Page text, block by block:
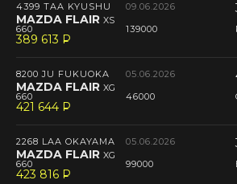
4399 TAA KYUSHU 09.06.2026
MAZDA FLAIR XS
660 139000
389 613 P
--
8200 JU FUKUOKA 05.06.2026
MAZDA FLAIR XG
660 46000
421 644 P
--
2268 LAA OKAYAMA 05.06.2026
MAZDA FLAIR XG
660 99000
423 816 P
--